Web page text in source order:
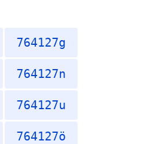
764127g
764127n
764127u
764127ö